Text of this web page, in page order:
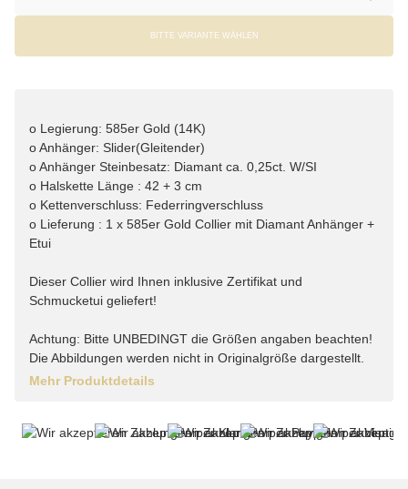
BITTE VARIANTE WÄHLEN
o Legierung: 585er Gold (14K)
o Anhänger: Slider(Gleitender)
o Anhänger Steinbesatz: Diamant ca. 0,25ct. W/SI
o Halskette Länge : 42 + 3 cm
o Kettenverschluss: Federringverschluss
o Lieferung : 1 x 585er Gold Collier mit Diamant Anhänger +
Etui
Dieser Collier wird Ihnen inklusive Zertifikat und
Schmucketui geliefert!
Achtung: Bitte UNBEDINGT die Größen angaben beachten!
Die Abbildungen werden nicht in Originalgröße dargestellt.
Mehr Produktdetails